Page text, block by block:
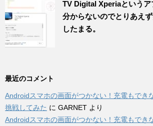
TV Digital Xperiaというア
分からないのでとりあえ
したまる。
最近のコメント
Androidスマホの画面がつかない！充電もでき
挑戦してみた に GARNET より
Androidスマホの画面がつかない！充電もでき